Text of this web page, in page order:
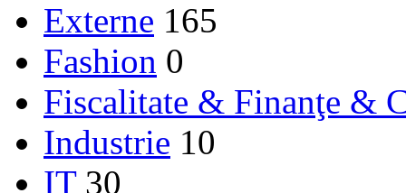
Externe 165
Fashion 0
Fiscalitate & Finanţe &
Industrie 10
IT 30